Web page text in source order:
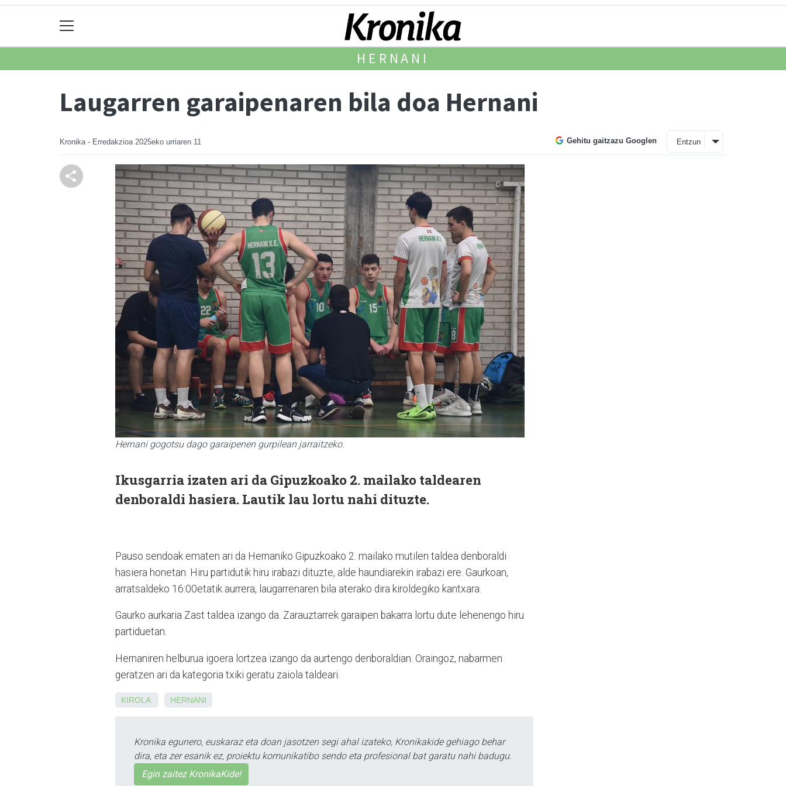
HERNANI
Laugarren garaipenaren bila doa Hernani
Kronika - Erredakzioa 2025eko urriaren 11 Gehitu gaitzazu Googlen Entzun
Hernani gogotsu dago garaipenen gurpilean jarraitzeko.
Ikusgarria izaten ari da Gipuzkoako 2. mailako taldearen
denboraldi hasiera. Lautik lau lortu nahi dituzte.
Pauso sendoak ematen ari da Hernaniko Gipuzkoako 2. mailako mutilen taldea denboraldi
hasiera honetan. Hiru partidutik hiru irabazi dituzte, alde haundiarekin irabazi ere. Gaurkoan,
arratsaldeko 16:00etatik aurrera, laugarrenaren bila aterako dira kiroldegiko kantxara.
Gaurko aurkaria Zast taldea izango da. Zarauztarrek garaipen bakarra lortu dute lehenengo hiru
partiduetan.
Hernaniren helburua igoera lortzea izango da aurtengo denboraldian. Oraingoz, nabarmen
geratzen ari da kategoria txiki geratu zaiola taldeari.
KIROLA HERNANI
Kronika egunero, euskaraz eta doan jasotzen segi ahal izateko, Kronikakide gehiago behar
dira, eta zer esanik ez, proiektu komunikatibo sendo eta profesional bat garatu nahi badugu.
Egin zaitez KronikaKide!